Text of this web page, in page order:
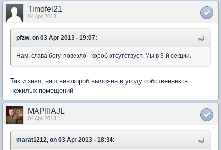
Timofei21
04 Apr 2013
pfzw, on 03 Apr 2013 - 19:07:
Нам, слава богу, повезло - короб отсутствует. Мы в 3-й секции.
Так и знал, наш венткороб выложен в угоду собственников
нежилых помещений.
MAPIIIAJL
04 Apr 2013
marat1212, on 03 Apr 2013 - 18:34: